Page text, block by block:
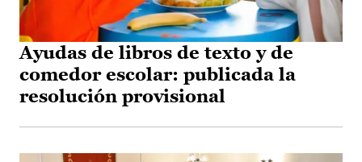
Ayudas de libros de texto y de
comedor escolar: publicada la
resolución provisional